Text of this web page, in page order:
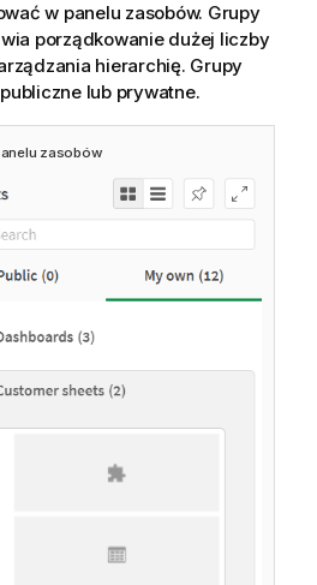
w panelu zasobów. Grupy
porządkowanie dużej liczby
hierarchię. Grupy
lub prywatne.
zasobów